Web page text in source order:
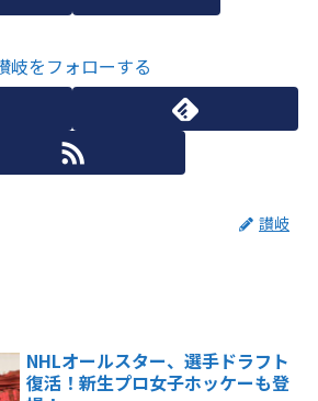
岐をフォローする
讃岐
NHLオールスター、選手ドラフト
復活！新生プロ女子ホッケーも登